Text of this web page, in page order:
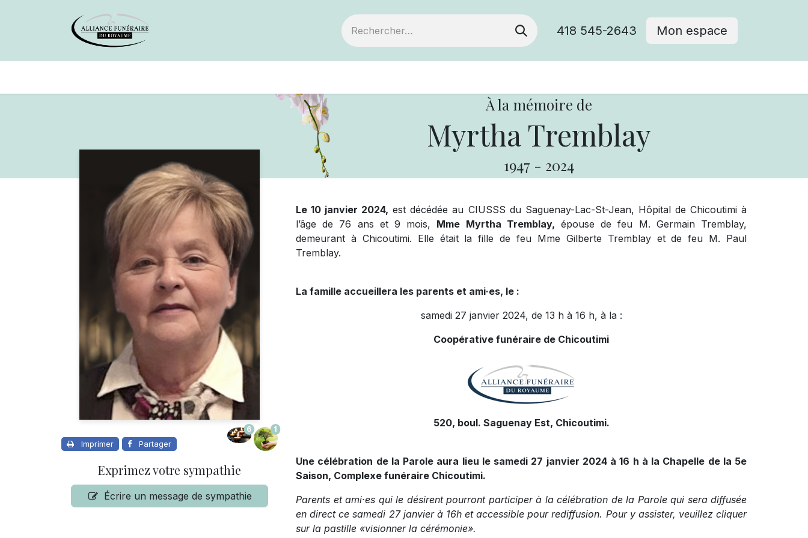
418 545-2643 Mon espace
À la mémoire de
Myrtha Tremblay
1947 - 2024
Imprimer Partager
6 1
Exprimez votre sympathie
Écrire un message de sympathie
Le 10 janvier 2024, est décédée au CIUSSS du Saguenay-Lac-St-Jean, Hôpital de Chicoutimi à
l’âge de 76 ans et 9 mois, Mme Myrtha Tremblay, épouse de feu M. Germain Tremblay,
demeurant à Chicoutimi. Elle était la fille de feu Mme Gilberte Tremblay et de feu M. Paul
Tremblay.
La famille accueillera les parents et ami·es, le :
samedi 27 janvier 2024, de 13 h à 16 h, à la :
Coopérative funéraire de Chicoutimi
520, boul. Saguenay Est, Chicoutimi.
Une célébration de la Parole aura lieu le samedi 27 janvier 2024 à 16 h à la Chapelle de la 5e
Saison, Complexe funéraire Chicoutimi.
Parents et ami·es qui le désirent pourront participer à la célébration de la Parole qui sera diffusée
en direct ce samedi 27 janvier à 16h et accessible pour rediffusion. Pour y assister, veuillez cliquer
sur la pastille «visionner la cérémonie».